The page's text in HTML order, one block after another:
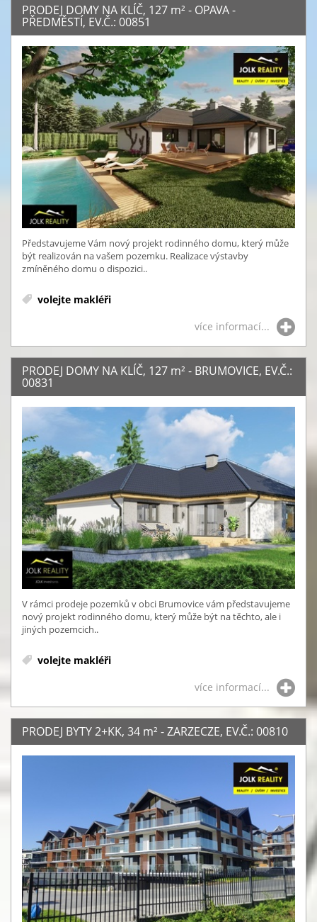
PRODEJ DOMY NA KLÍČ, 127 m² - OPAVA -
PŘEDMĚSTÍ, EV.Č.: 00851
Představujeme Vám nový projekt rodinného domu, který může
být realizován na vašem pozemku. Realizace výstavby
zmíněného domu o dispozici..
volejte makléři
více informací...
PRODEJ DOMY NA KLÍČ, 127 m² - BRUMOVICE, EV.Č.:
00831
V rámci prodeje pozemků v obci Brumovice vám představujeme
nový projekt rodinného domu, který může být na těchto, ale i
jiných pozemcich..
volejte makléři
více informací...
PRODEJ BYTY 2+KK, 34 m² - ZARZECZE, EV.Č.: 00810